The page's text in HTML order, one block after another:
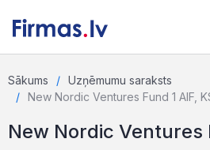
Sākums
Uzņēmumu saraksts
New Nordic Ventures Fund 1 AIF,
New Nordic Ventures